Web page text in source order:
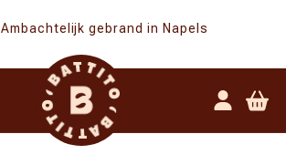
Ambachtelijk gebrand in Napels
Inloggen